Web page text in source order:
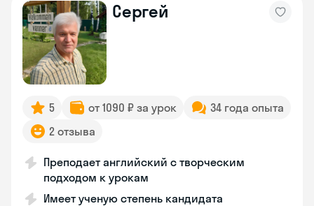
Сергей
5 от 1090 ₽ за урок
34 года опыта
2 отзыва
Преподает английский с творческим
подходом к урокам
Имеет ученую степень кандидата